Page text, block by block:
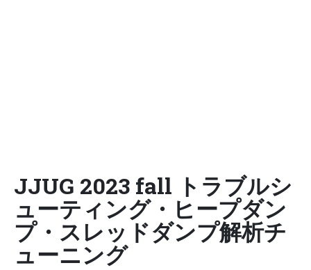
JJUG 2023 fall トラブルシ
ューティング・ヒープダン
プ・スレッドダンプ解析チ
ューニング